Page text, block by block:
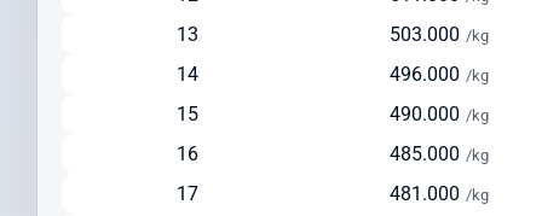
Solusi seimbang antara kecepatan dan biaya
Tersedia layanan pickup dari alamat pengirim
Pengiriman via Laut
Estimasi waktu pengiriman: 30-45 hari
Pilihan ekonomis untuk pengiriman dalam jumlah besar
13 503.000 /kg
14 496.000 /kg
15 490.000 /kg
16 485.000 /kg
17 481.000 /kg